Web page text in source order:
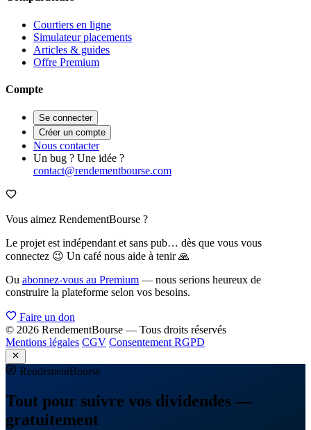
Courtiers en ligne
Simulateur placements
Articles & guides
Offre Premium
Compte
Se connecter
Créer un compte
Nous contacter
Un bug ? Une idée ?
contact@rendementbourse.com
Vous aimez RendementBourse ?
Le projet est indépendant et sans pub… dès que vous vous
connectez 😉 Un café nous aide à tenir 🙏
Ou abonnez-vous au Premium — nous serions heureux de
construire la plateforme selon vos besoins.
Faire un don
© 2026 RendementBourse — Tous droits réservés
Mentions légales CGV Consentement RGPD
RendementBourse
Tout pour suivre vos dividendes —
gratuitement